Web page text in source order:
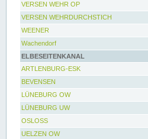
VERSEN WEHR OP
VERSEN WEHRDURCHSTICH
WEENER
Wachendorf
ELBESEITENKANAL
ARTLENBURG-ESK
BEVENSEN
LÜNEBURG OW
LÜNEBURG UW
OSLOSS
UELZEN OW